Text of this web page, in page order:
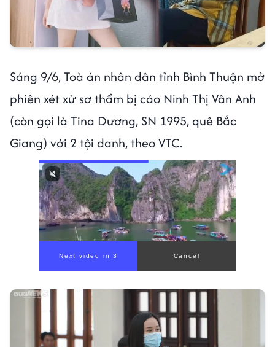
Sáng 9/6, Toà án nhân dân tỉnh Bình Thuận mở
phiên xét xử sơ thẩm bị cáo Ninh Thị Vân Anh
(còn gọi là Tina Dương, SN 1995, quê Bắc
Giang) với 2 tội danh, theo VTC.
Next video in 1 Cancel